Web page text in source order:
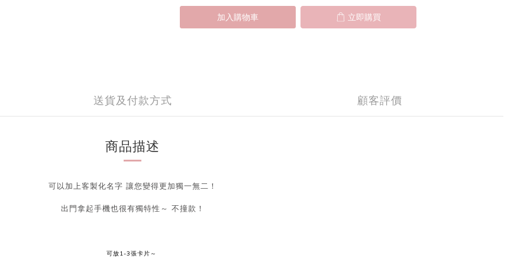
加入購物車 立即購買
送貨及付款方式 顧客評價
商品描述
可以加上客製化名字 讓您變得更加獨一無二！
出門拿起手機也很有獨特性～ 不撞款！
可放1-3張卡片～